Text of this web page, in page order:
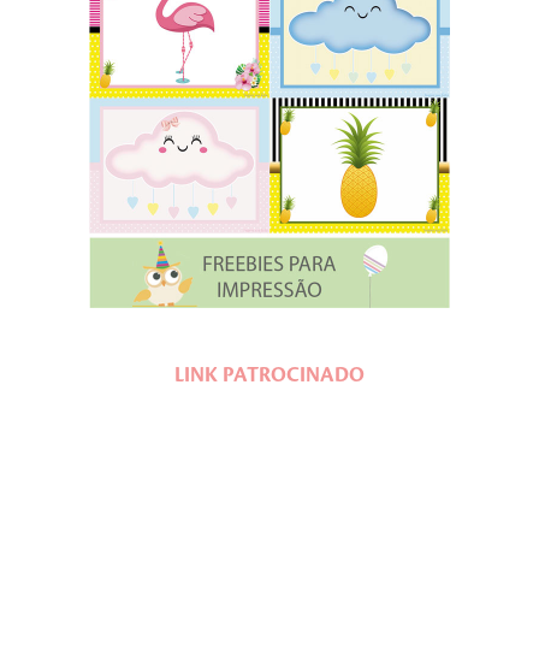
LINK PATROCINADO